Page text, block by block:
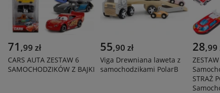
71 ,99 zł
CARS AUTA ZESTAW 6
SAMOCHODZIKÓW Z BAJKI
55,90 zł
Viga Drewniana laweta z
samochodzikami PolarB
28,99
STRAŻ